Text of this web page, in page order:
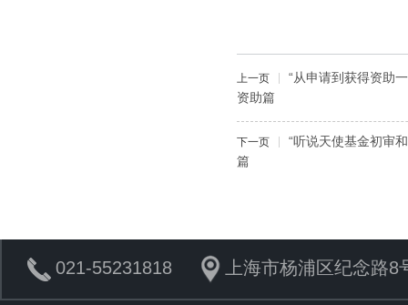
上一页
“从申请到获得资助
资助篇
下一页
“听说天使基金初审
篇
021-55231818 上海市杨浦区纪念路